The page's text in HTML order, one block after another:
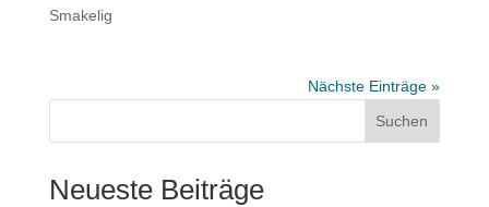
Smakelig
Nächste Einträge »
Suchen
Neueste Beiträge